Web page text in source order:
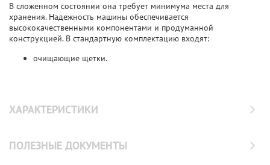
В сложенном состоянии она требует минимума места для
хранения. Надежность машины обеспечивается
высококачественными компонентами и продуманной
конструкцией. В стандартную комплектацию входят:
очищающие щетки.
ХАРАКТЕРИСТИКИ
ПОЛЕЗНЫЕ ДОКУМЕНТЫ